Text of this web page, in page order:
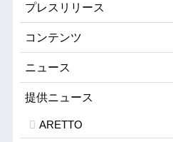
プレスリリース
コンテンツ
ニュース
提供ニュース
ARETTO